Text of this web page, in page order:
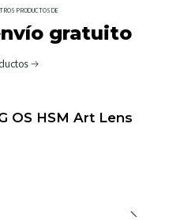
PRODUCTOS DE
gratuito
OS HSM Art Lens